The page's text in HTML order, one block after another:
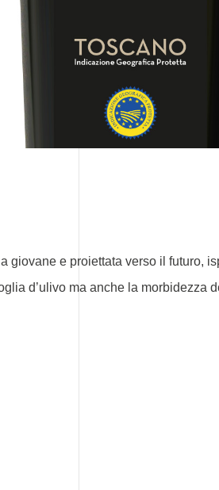
e proiettata verso il futuro,
d’ulivo ma anche la